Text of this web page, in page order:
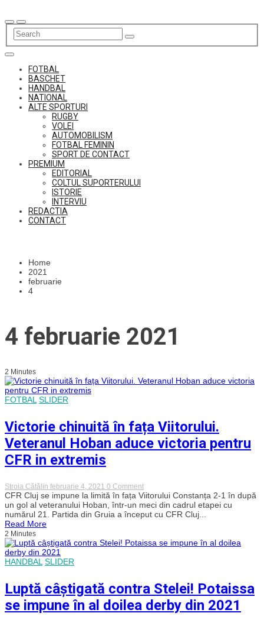
to
content
FOTBAL
BASCHET
HANDBAL
NATIONAL
ALTE SPORTURI
RUGBY
VOLEI
AUTOMOBILISM
FOTBAL FEMININ
SPORT DE CONTACT
PREMIUM
EDITORIAL
COLTUL SUPORTERULUI
ISTORIE
INTERVIU
REDACTIA
CONTACT
Home
2021
februarie
4
4 februarie 2021
2 Minutes
FOTBAL SLIDER
Victorie chinuită în fața Viitorului.
Veteranul Hoban aduce victoria pentru
CFR in extremis
Stroia Cătălin februarie 4, 2021 0 Commenton
Victorie
chinuită
în
fața
Hoban
in
extremis
CFR Cluj se impune la limită în fața Viitorului Constanța 2-1 în după
un gol al veteranului Hoban, într-un meci din cadrul etapei cu
numărul 21. Partida din Gruia a început cu CFR Cluj...
Read More
2 Minutes
HANDBAL SLIDER
Luptă câștigată contra Stelei! Potaissa
se impune în al doilea derby din 2021